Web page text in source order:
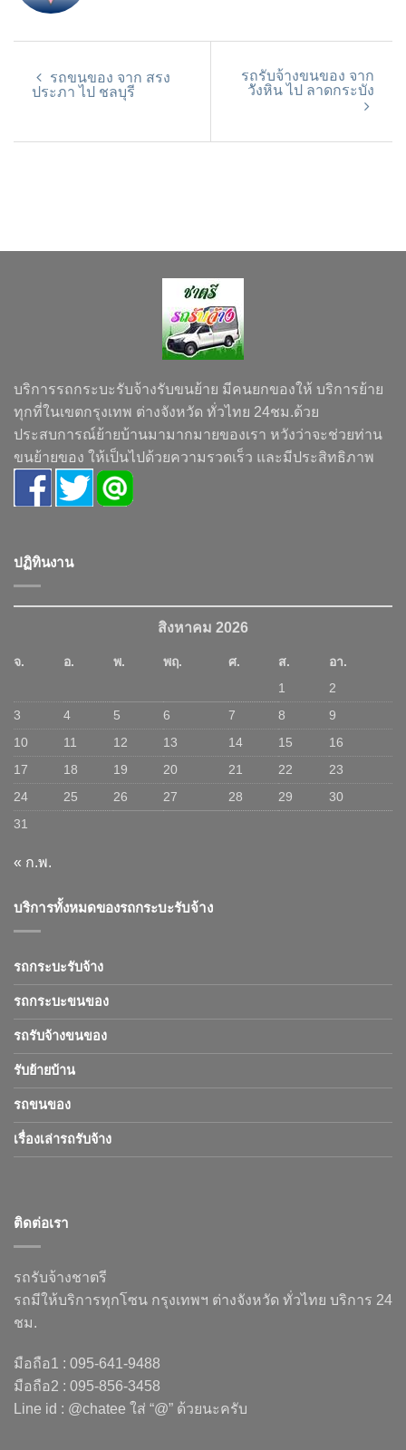
รถขนของ จาก สรง
ประภา ไป ชลบุรี
รถรับจ้างขนของ จาก
วังหิน ไป ลาดกระบัง
บริการรถกระบะรับจ้างรับขนย้าย มีคนยกของให้ บริการย้าย
ทุกที่ในเขตกรุงเทพ ต่างจังหวัด ทั่วไทย 24ชม.ด้วย
ประสบการณ์ย้ายบ้านมามากมายของเรา หวังว่าจะช่วยท่าน
ขนย้ายของ ให้เป็นไปด้วยความรวดเร็ว และมีประสิทธิภาพ
ปฏิทินงาน
สิงหาคม 2026
จ. อ. พ. พฤ. ศ. ส.
อา.
1
2
3
4 5 6 7 8
9
10
11 12 13 14 15
16
17
18 19 20 21 22
23
24
25 26 27 28 29
30
31
« ก.พ.
บริการทั้งหมดของรถกระบะรับจ้าง
รถกระบะรับจ้าง
รถกระบะขนของ
รถรับจ้างขนของ
รับย้ายบ้าน
รถขนของ
เรื่องเล่ารถรับจ้าง
ติดต่อเรา
รถรับจ้างชาตรี
รถมีให้บริการทุกโซน กรุงเทพฯ ต่างจังหวัด ทั่วไทย บริการ 24
ชม.
มือถือ1 : 095-641-9488
มือถือ2 : 095-856-3458
Line id : @chatee ใส่ “@” ด้วยนะครับ